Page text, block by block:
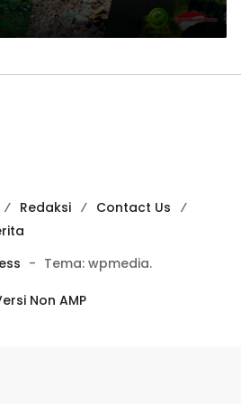
Redaksi
Contact Us
- Tema: wpmedia.
Non AMP